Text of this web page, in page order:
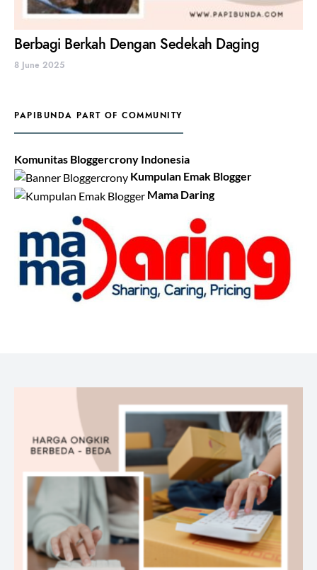
Berbagi Berkah Dengan Sedekah Daging
8 June 2025
PAPIBUNDA PART OF COMMUNITY
Komunitas Bloggercrony Indonesia
Kumpulan Emak Blogger
Mama Daring